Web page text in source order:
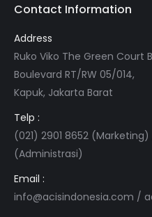
Contact Information
Address
Ruko Viko The Green Court
Boulevard RT/RW 05/014,
Kapuk, Jakarta Barat
Telp :
(021) 2901 8652
(Administrasi)
Email :
info@acisindonesia.com /